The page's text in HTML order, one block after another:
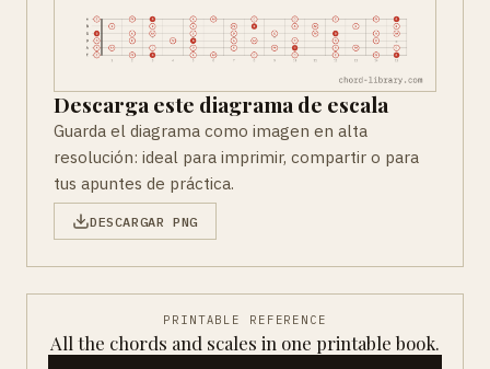
Descarga este diagrama de escala
Guarda el diagrama como imagen en alta
resolución: ideal para imprimir, compartir o para
tus apuntes de práctica.
DESCARGAR PNG
PRINTABLE REFERENCE
All the chords and scales in one printable book.